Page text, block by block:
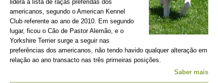
lidera a lista de raças preferidas dos
americanos, segundo o American Kennel
Club referente ao ano de 2010. Em segundo
lugar, ficou o Cão de Pastor Alemão, e o
Yorkshire Terrier surge a seguir nas
preferências dos americanos, não tendo havido qualquer alteração em
relação ao ano transacto nas três primeiras posições.
Saber mais